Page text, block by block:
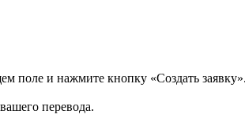
поле и нажмите кнопку «Создать заявку».
перевода.